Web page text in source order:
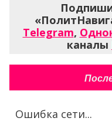
Telegram,
каналы
Ошибка сети...